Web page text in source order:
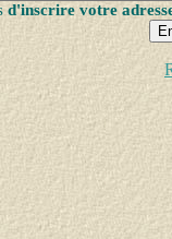
d'inscrire votre